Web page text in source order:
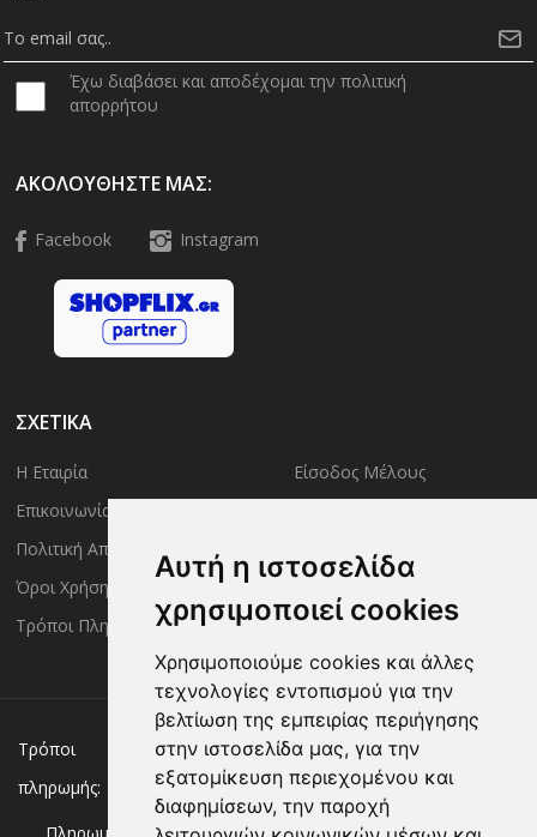
Αυτή η ιστοσελίδα
χρησιμοποιεί cookies
Χρησιμοποιούμε cookies και άλλες
τεχνολογίες εντοπισμού για την
βελτίωση της εμπειρίας περιήγησης
στην ιστοσελίδα μας, για την
εξατομίκευση περιεχομένου και
διαφημίσεων, την παροχή
Έχω διαβάσει και αποδέχομαι την πολιτική
απορρήτου
ΑΚΟΛΟΥΘΉΣΤΕ ΜΑΣ:
Facebook Instagram
ΣΧΕΤΙΚΑ
Η Εταιρία
Επικοινωνία
Πολιτική Απορρήτου
Όροι Χρήσης
Τρόποι Πληρωμής
Είσοδος Μέλους
Τρόποι Αποστολής
Τρόποι
πληρωμής:
Χρεωστική/πιστωτική κάρτα Αντικαταβολή
Κατάθεση σε Τράπεζα